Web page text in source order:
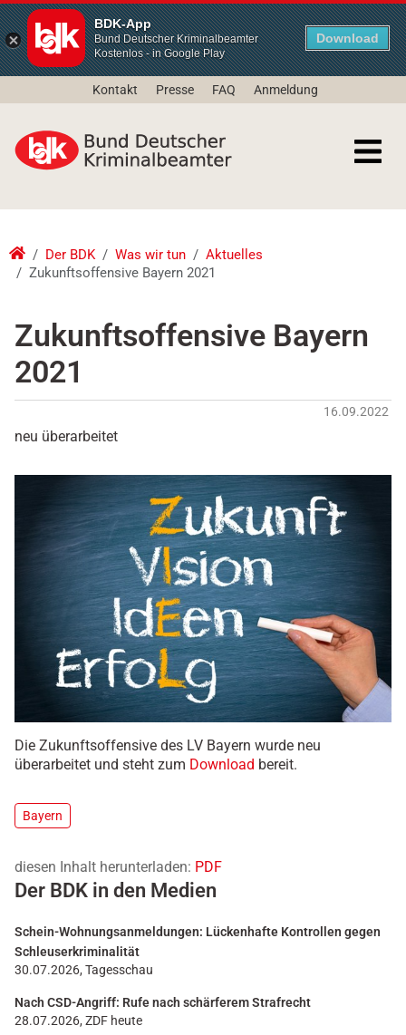
BDK-App
Bund Deutscher Kriminalbeamter
Kostenlos - in Google Play
Download
Kontakt Presse FAQ Anmeldung
Der BDK Was wir tun
Aktuelles
Zukunftsoffensive Bayern 2021
Zukunftsoffensive Bayern
2021
16.09.2022
neu überarbeitet
Die Zukunftsoffensive des LV Bayern wurde neu
überarbeitet und steht zum Download bereit.
Bayern
diesen Inhalt herunterladen: PDF
Der BDK in den Medien
Schein-Wohnungsanmeldungen: Lückenhafte Kontrollen gegen
Schleuserkriminalität
30.07.2026, Tagesschau
Nach CSD-Angriff: Rufe nach schärferem Strafrecht
28.07.2026, ZDF heute